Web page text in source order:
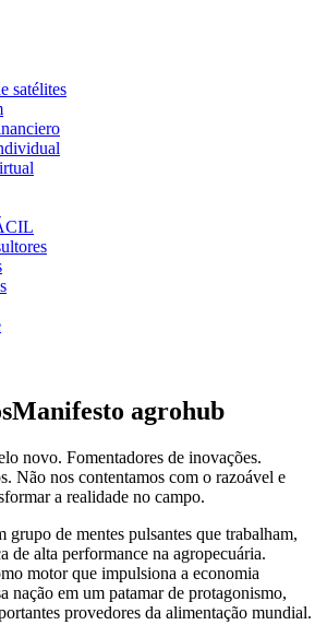
satélites
Manifesto agrohub
novo. Fomentadores de inovações.
Não nos contentamos com o razoável e
a realidade no campo.
de mentes pulsantes que trabalham,
de alta performance na agropecuária.
motor que impulsiona a economia
nação em um patamar de protagonismo,
provedores da alimentação mundial.